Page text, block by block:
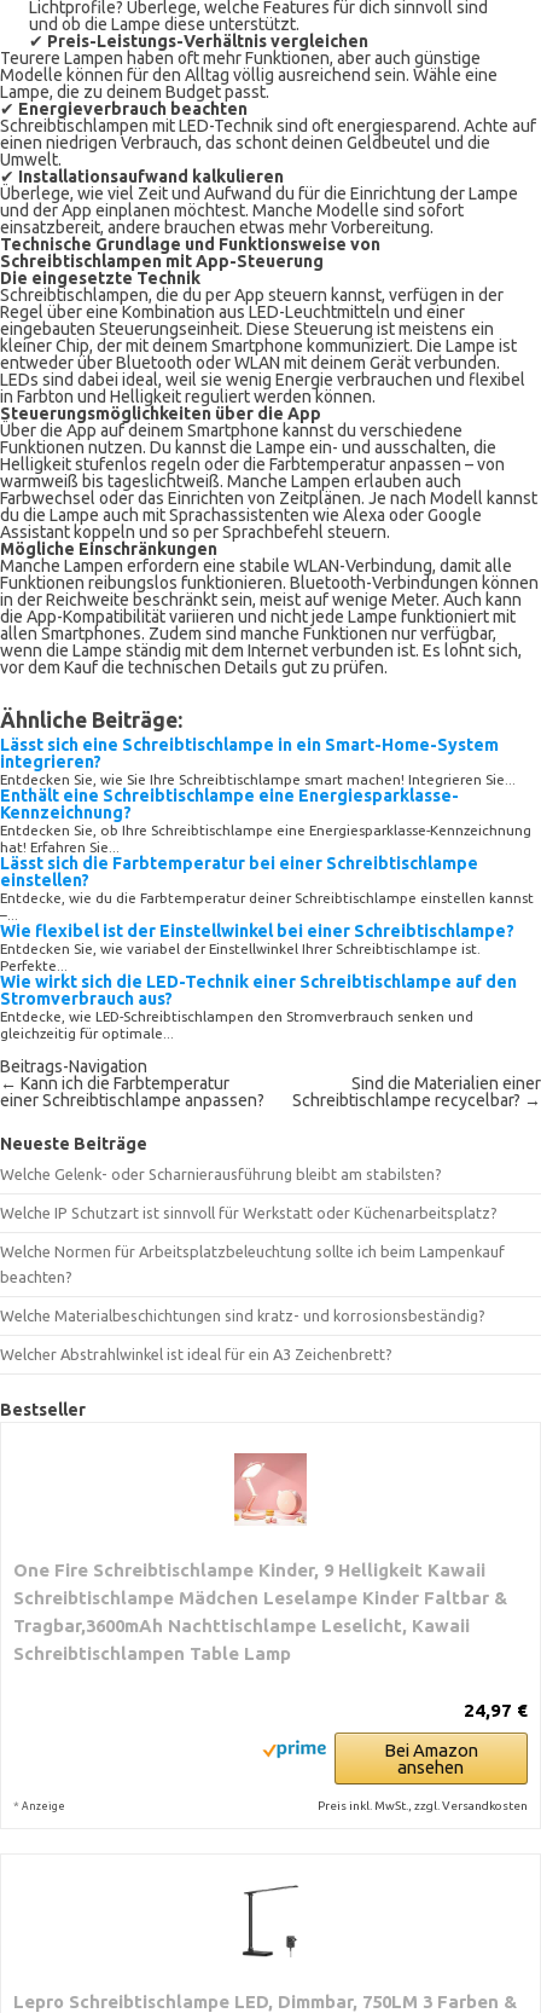
Lichtprofile? Überlege, welche Features für dich sinnvoll sind
und ob die Lampe diese unterstützt.
✔ Preis-Leistungs-Verhältnis vergleichen
Teurere Lampen haben oft mehr Funktionen, aber auch günstige
Modelle können für den Alltag völlig ausreichend sein. Wähle eine
Lampe, die zu deinem Budget passt.
✔ Energieverbrauch beachten
Schreibtischlampen mit LED-Technik sind oft energiesparend. Achte auf
einen niedrigen Verbrauch, das schont deinen Geldbeutel und die
Umwelt.
✔ Installationsaufwand kalkulieren
Überlege, wie viel Zeit und Aufwand du für die Einrichtung der Lampe
und der App einplanen möchtest. Manche Modelle sind sofort
einsatzbereit, andere brauchen etwas mehr Vorbereitung.
Technische Grundlage und Funktionsweise von
Schreibtischlampen mit App-Steuerung
Die eingesetzte Technik
Schreibtischlampen, die du per App steuern kannst, verfügen in der
Regel über eine Kombination aus LED-Leuchtmitteln und einer
eingebauten Steuerungseinheit. Diese Steuerung ist meistens ein
kleiner Chip, der mit deinem Smartphone kommuniziert. Die Lampe ist
entweder über Bluetooth oder WLAN mit deinem Gerät verbunden.
LEDs sind dabei ideal, weil sie wenig Energie verbrauchen und flexibel
in Farbton und Helligkeit reguliert werden können.
Steuerungsmöglichkeiten über die App
Über die App auf deinem Smartphone kannst du verschiedene
Funktionen nutzen. Du kannst die Lampe ein- und ausschalten, die
Helligkeit stufenlos regeln oder die Farbtemperatur anpassen – von
warmweiß bis tageslichtweiß. Manche Lampen erlauben auch
Farbwechsel oder das Einrichten von Zeitplänen. Je nach Modell kannst
du die Lampe auch mit Sprachassistenten wie Alexa oder Google
Assistant koppeln und so per Sprachbefehl steuern.
Mögliche Einschränkungen
Manche Lampen erfordern eine stabile WLAN-Verbindung, damit alle
Funktionen reibungslos funktionieren. Bluetooth-Verbindungen können
in der Reichweite beschränkt sein, meist auf wenige Meter. Auch kann
die App-Kompatibilität variieren und nicht jede Lampe funktioniert mit
allen Smartphones. Zudem sind manche Funktionen nur verfügbar,
wenn die Lampe ständig mit dem Internet verbunden ist. Es lohnt sich,
vor dem Kauf die technischen Details gut zu prüfen.
Ähnliche Beiträge:
Lässt sich eine Schreibtischlampe in ein Smart-Home-System
integrieren?
Entdecken Sie, wie Sie Ihre Schreibtischlampe smart machen! Integrieren Sie...
Enthält eine Schreibtischlampe eine Energiesparklasse-
Kennzeichnung?
Entdecken Sie, ob Ihre Schreibtischlampe eine Energiesparklasse-Kennzeichnung
hat! Erfahren Sie...
Lässt sich die Farbtemperatur bei einer Schreibtischlampe
einstellen?
Entdecke, wie du die Farbtemperatur deiner Schreibtischlampe einstellen kannst
–...
Wie flexibel ist der Einstellwinkel bei einer Schreibtischlampe?
Entdecken Sie, wie variabel der Einstellwinkel Ihrer Schreibtischlampe ist.
Perfekte...
Wie wirkt sich die LED-Technik einer Schreibtischlampe auf den
Stromverbrauch aus?
Entdecke, wie LED-Schreibtischlampen den Stromverbrauch senken und
gleichzeitig für optimale...
Beitrags-Navigation
← Kann ich die Farbtemperatur
einer Schreibtischlampe anpassen?
Sind die Materialien einer
Schreibtischlampe recycelbar? →
Neueste Beiträge
Welche Gelenk- oder Scharnierausführung bleibt am stabilsten?
Welche IP Schutzart ist sinnvoll für Werkstatt oder Küchenarbeitsplatz?
Welche Normen für Arbeitsplatzbeleuchtung sollte ich beim Lampenkauf
beachten?
Welche Materialbeschichtungen sind kratz- und korrosionsbeständig?
Welcher Abstrahlwinkel ist ideal für ein A3 Zeichenbrett?
Bestseller
One Fire Schreibtischlampe Kinder, 9 Helligkeit Kawaii
Schreibtischlampe Mädchen Leselampe Kinder Faltbar &
Tragbar,3600mAh Nachttischlampe Leselicht, Kawaii
Schreibtischlampen Table Lamp
24,97 €
Bei Amazon
ansehen
* Anzeige Preis inkl. MwSt., zzgl. Versandkosten
Lepro Schreibtischlampe LED, Dimmbar, 750LM 3 Farben &